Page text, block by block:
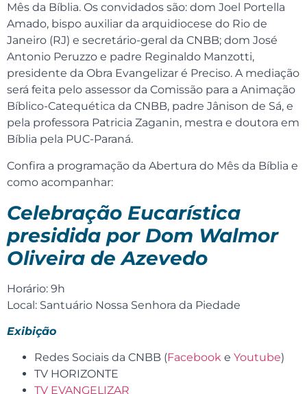
Mês da Bíblia. Os convidados são: dom Joel Portella
Amado, bispo auxiliar da arquidiocese do Rio de
Janeiro (RJ) e secretário-geral da CNBB; dom José
Antonio Peruzzo e padre Reginaldo Manzotti,
presidente da Obra Evangelizar é Preciso. A mediação
será feita pelo assessor da Comissão para a Animação
Bíblico-Catequética da CNBB, padre Jânison de Sá, e
pela professora Patricia Zaganin, mestra e doutora em
Bíblia pela PUC-Paraná.
Confira a programação da Abertura do Mês da Bíblia e
como acompanhar:
Celebração Eucarística
presidida por Dom Walmor
Oliveira de Azevedo
Horário: 9h
Local: Santuário Nossa Senhora da Piedade
Exibição
Redes Sociais da CNBB (Facebook e Youtube)
TV HORIZONTE
TV EVANGELIZAR